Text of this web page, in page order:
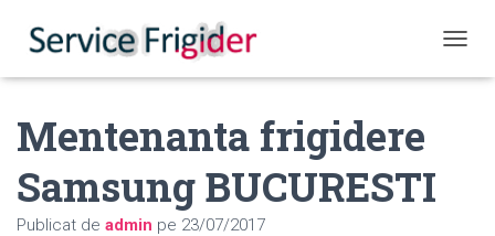
Mentenanta frigidere
Samsung BUCURESTI
Publicat de admin pe 23/07/2017